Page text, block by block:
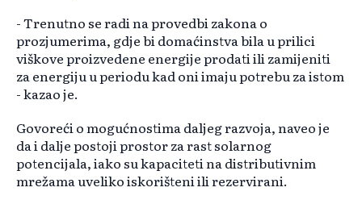
- Trenutno se radi na provedbi zakona o
prozjumerima, gdje bi domaćinstva bila u prilici
viškove proizvedene energije prodati ili zamijeniti
za energiju u periodu kad oni imaju potrebu za istom
- kazao je.
Govoreći o mogućnostima daljeg razvoja, naveo je
da i dalje postoji prostor za rast solarnog
potencijala, iako su kapaciteti na distributivnim
mrežama uveliko iskorišteni ili rezervirani.